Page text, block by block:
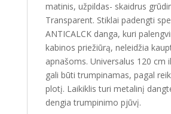
matinis, užpildas- skaidrus
Transparent. Stiklai padengti
ANTICALCK danga, kuri
kabinos priežiūrą, neleidžia
apnašoms. Universalus 120 cm
gali būti trumpinamas, pagal
plotį. Laikiklis turi metalinį
dengia trumpinimo pjūvį.